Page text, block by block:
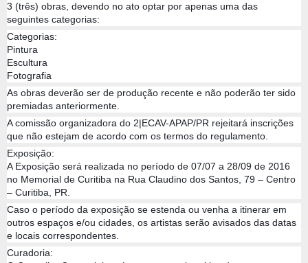
3 (três) obras, devendo no ato optar por apenas uma das
seguintes categorias:
Categorias:
Pintura
Escultura
Fotografia
As obras deverão ser de produção recente e não poderão ter sido
premiadas anteriormente.
A comissão organizadora do 2|ECAV-APAP/PR rejeitará inscrições
que não estejam de acordo com os termos do regulamento.
Exposição:
A Exposição será realizada no período de 07/07 a 28/09 de 2016
no Memorial de Curitiba na Rua Claudino dos Santos, 79 – Centro
– Curitiba, PR.
Caso o período da exposição se estenda ou venha a itinerar em
outros espaços e/ou cidades, os artistas serão avisados das datas
e locais correspondentes.
Curadoria: